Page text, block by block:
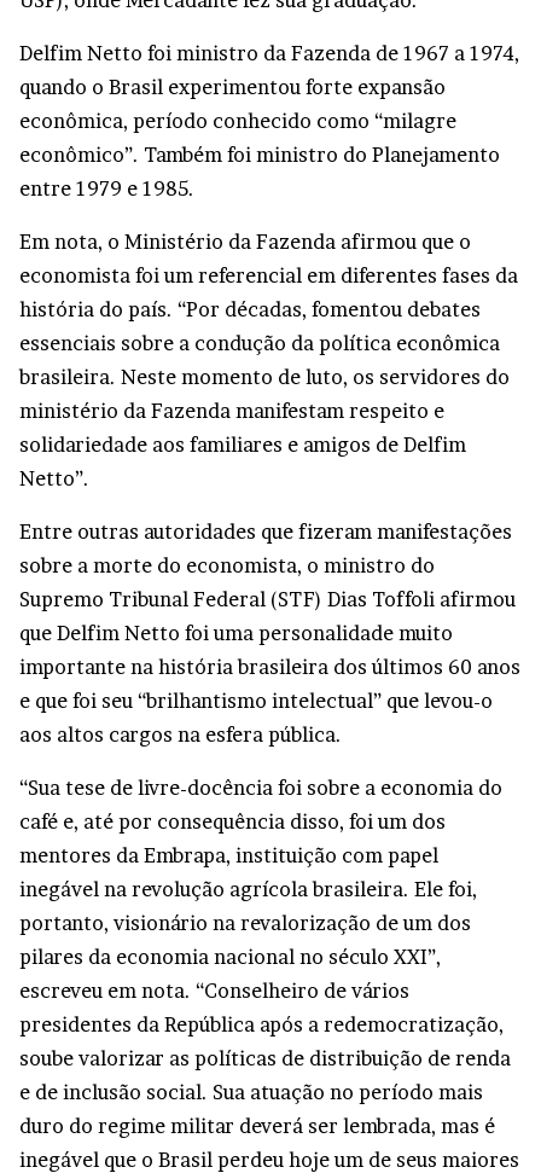
Delfim Netto foi ministro da Fazenda de 1967 a 1974,
quando o Brasil experimentou forte expansão
econômica, período conhecido como “milagre
econômico”. Também foi ministro do Planejamento
entre 1979 e 1985.
Em nota, o Ministério da Fazenda afirmou que o
economista foi um referencial em diferentes fases da
história do país. “Por décadas, fomentou debates
essenciais sobre a condução da política econômica
brasileira. Neste momento de luto, os servidores do
ministério da Fazenda manifestam respeito e
solidariedade aos familiares e amigos de Delfim
Netto”.
Entre outras autoridades que fizeram manifestações
sobre a morte do economista, o ministro do
Supremo Tribunal Federal (STF) Dias Toffoli afirmou
que Delfim Netto foi uma personalidade muito
importante na história brasileira dos últimos 60 anos
e que foi seu “brilhantismo intelectual” que levou-o
aos altos cargos na esfera pública.
“Sua tese de livre-docência foi sobre a economia do
café e, até por consequência disso, foi um dos
mentores da Embrapa, instituição com papel
inegável na revolução agrícola brasileira. Ele foi,
portanto, visionário na revalorização de um dos
pilares da economia nacional no século XXI”,
escreveu em nota. “Conselheiro de vários
presidentes da República após a redemocratização,
soube valorizar as políticas de distribuição de renda
e de inclusão social. Sua atuação no período mais
duro do regime militar deverá ser lembrada, mas é
inegável que o Brasil perdeu hoje um de seus maiores